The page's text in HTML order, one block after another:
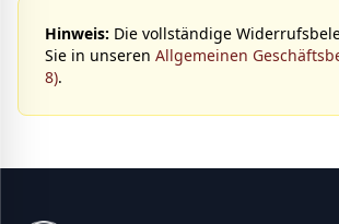
Hinweis: Die vollständige
Sie in unseren Allgemeinen
8).